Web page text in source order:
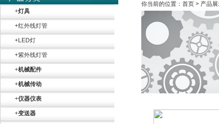
+灯具
+红外线灯管
+LED灯
+紫外线灯管
+机械配件
+机械传动
+仪器仪表
+变送器
你当前的位置：首页 > 产品